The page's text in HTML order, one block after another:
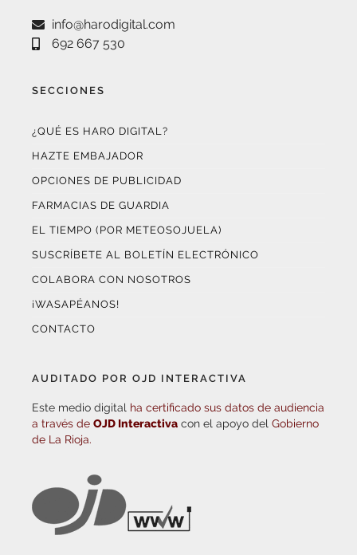
info@harodigital.com
692 667 530
SECCIONES
¿QUÉ ES HARO DIGITAL?
HAZTE EMBAJADOR
OPCIONES DE PUBLICIDAD
FARMACIAS DE GUARDIA
EL TIEMPO (POR METEOSOJUELA)
SUSCRÍBETE AL BOLETÍN ELECTRÓNICO
COLABORA CON NOSOTROS
¡WASAPÉANOS!
CONTACTO
AUDITADO POR OJD INTERACTIVA
Este medio digital ha certificado sus datos de audiencia
a través de OJD Interactiva con el apoyo del Gobierno
de La Rioja.